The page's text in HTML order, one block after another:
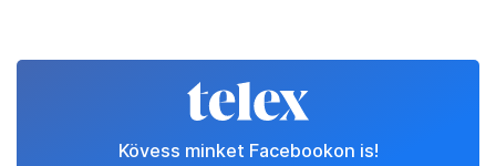
Kövess minket Facebookon is!